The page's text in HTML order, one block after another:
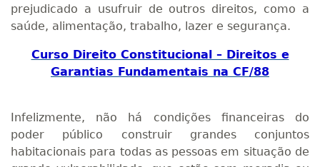
prejudicado a usufruir de outros direitos, como a
saúde, alimentação, trabalho, lazer e segurança.
Curso Direito Constitucional – Direitos e
Garantias Fundamentais na CF/88
Infelizmente, não há condições financeiras do
poder público construir grandes conjuntos
habitacionais para todas as pessoas em situação de